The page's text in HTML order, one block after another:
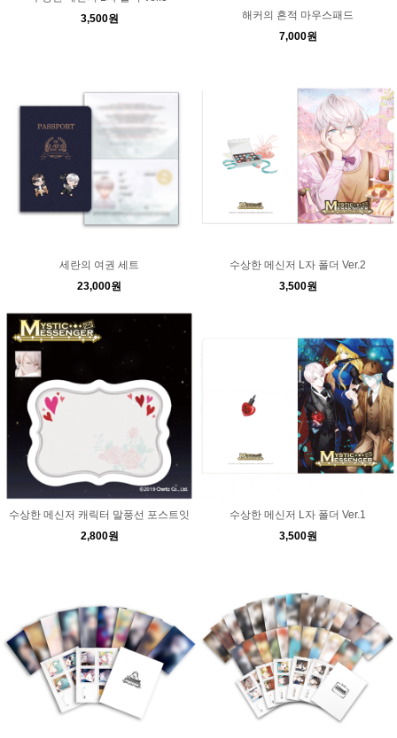
3,500원
해커의 흔적 마우스패드
7,000원
세란의 여권 세트
23,000원
수상한 메신저 L자 폴더 Ver.2
3,500원
수상한 메신저 캐릭터 말풍선 포스트잇
2,800원
수상한 메신저 L자 폴더 Ver.1
3,500원